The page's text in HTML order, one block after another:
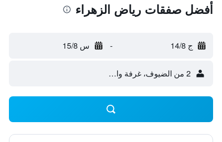
أفضل صفقات رياض الزهراء
ج 14/8 - س 15/8
2 من الضيوف، غرفة واحدة